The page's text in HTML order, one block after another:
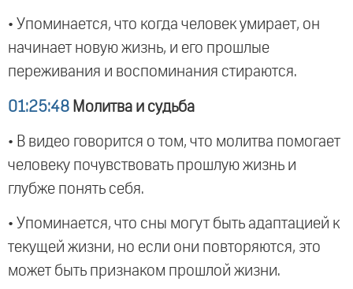
• Упоминается, что когда человек умирает, он
начинает новую жизнь, и его прошлые
переживания и воспоминания стираются.
01:25:48 Молитва и судьба
• В видео говорится о том, что молитва помогает
человеку почувствовать прошлую жизнь и
глубже понять себя.
• Упоминается, что сны могут быть адаптацией к
текущей жизни, но если они повторяются, это
может быть признаком прошлой жизни.